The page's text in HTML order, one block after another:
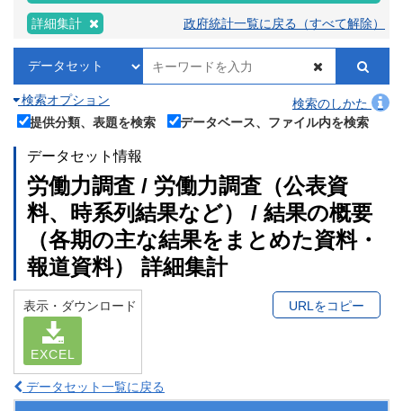
詳細集計 政府統計一覧に戻る（すべて解除）
検索オプション
検索のしかた
提供分類、表題を検索
データベース、ファイル内を検索
データセット情報
労働力調査 / 労働力調査（公表資
料、時系列結果など） / 結果の概要
（各期の主な結果をまとめた資料・
報道資料） 詳細集計
表示・ダウンロード
EXCEL
URLをコピー
データセット一覧に戻る